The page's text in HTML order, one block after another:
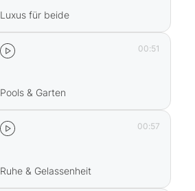
Luxus für beide
00:51
Pools & Garten
00:57
Ruhe & Gelassenheit